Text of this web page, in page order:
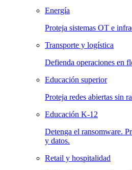
Energía
Proteja sistemas OT e
Transporte y logística
Defienda operaciones en
Educación superior
Proteja redes abiertas sin
Educación K-12
Detenga el ransomware.
y datos.
Retail y hospitalidad